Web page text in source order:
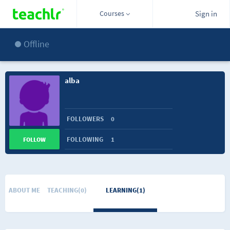
Courses Sign in
Offline
alba
FOLLOWERS 0
FOLLOWING 1
FOLLOW
ABOUT ME TEACHING(0) LEARNING(1)